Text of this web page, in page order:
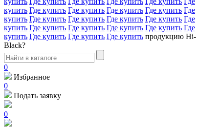
купить Где купить Где купить Где купить Где купить Где
купить Где купить Где купить Где купить Где купить Где
купить Где купить Где купить Где купить Где купить Где
купить Где купить Где купить Где купить продукцию Hi-
Black?
0
Избранное
0
Подать заявку
0